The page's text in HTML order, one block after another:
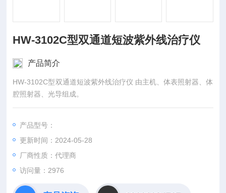
HW-3102C型双通道短波紫外线治疗仪
产品简介
HW-3102C型双通道短波紫外线治疗仪 由主机、体表照射器、体
腔照射器、光导组成。
产品型号：
更新时间：2024-05-28
厂商性质：代理商
访问量：2976